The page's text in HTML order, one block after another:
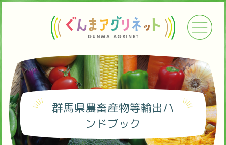
群馬県農畜産物等輸出ハ
ンドブック